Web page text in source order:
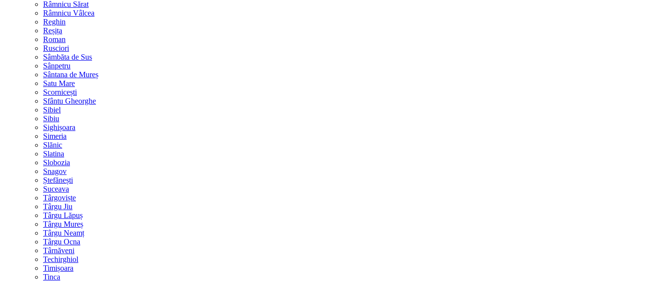
Râmnicu Sărat
Râmnicu Vâlcea
Reghin
Reșița
Roman
Rusciori
Sâmbăta de Sus
Sânpetru
Sântana de Mureș
Satu Mare
Scornicești
Sfântu Gheorghe
Sibiel
Sibiu
Sighișoara
Simeria
Slănic
Slatina
Slobozia
Snagov
Ștefănești
Suceava
Târgoviște
Târgu Jiu
Târgu Lăpuș
Târgu Mureș
Târgu Neamț
Târgu Ocna
Târnăveni
Techirghiol
Timișoara
Tinca